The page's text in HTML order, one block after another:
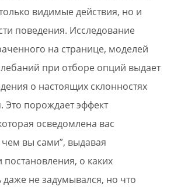
видимые действия, но и
поведения. Исследование
на странице, моделей
при отборе опций выдает
о настоящих склонностях
Это порождает эффект
осведомлена вас
вы сами”, выдавая
о каких
даже не задумывался, но что